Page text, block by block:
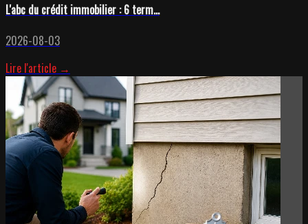
L'abc du crédit immobilier : 6 term...
2026-08-03
Lire l'article →